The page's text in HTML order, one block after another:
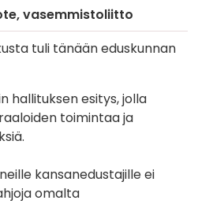
vasemmistoliitto
tuli tänään eduskunnan
hallituksen esitys, jolla
toimintaa ja
kansanedustajille ei
omalta